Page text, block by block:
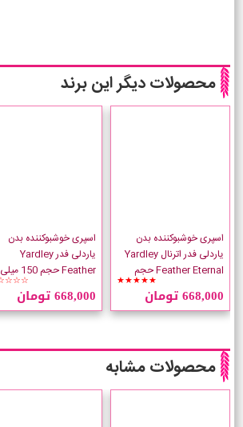
محصولات دیگر این برند
اسپری خوشبوکننده بدن
یاردلی فدر اترنال Yardley
Feather Eternal حجم
★★★★★
668,000 تومان
اسپری خوشبوکننده بدن
یاردلی فدر Yardley
Feather حجم 150 میلی
668,000 تومان
محصولات مشابه